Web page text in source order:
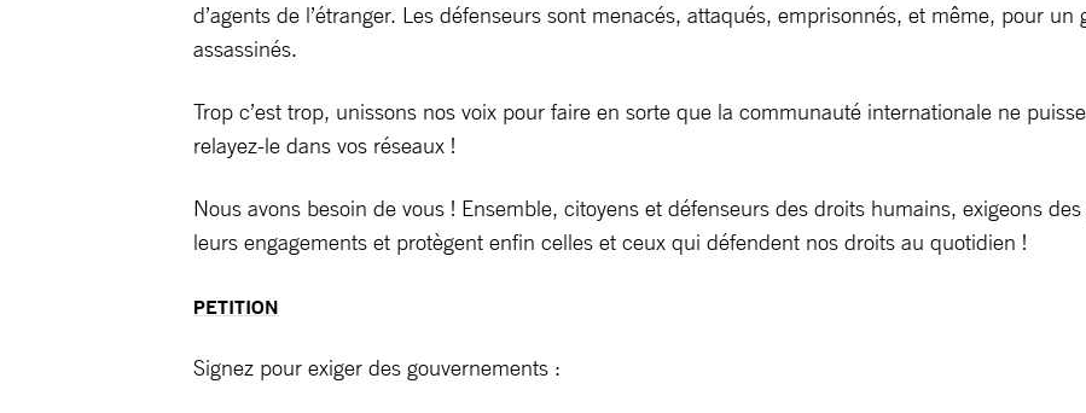
d’agents de l’étranger. Les défenseurs sont menacés, attaqués, emprisonnés, et même, pour un
assassinés.
Trop c’est trop, unissons nos voix pour faire en sorte que la communauté internationale ne
relayez-le dans vos réseaux !
Nous avons besoin de vous ! Ensemble, citoyens et défenseurs des droits humains, exigeons
leurs engagements et protègent enfin celles et ceux qui défendent nos droits au quotidien !
PETITION
Signez pour exiger des gouvernements :